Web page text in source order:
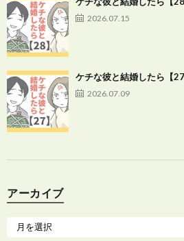
2026.07.15
ケチな彼と結婚したら【27
2026.07.09
アーカイブ